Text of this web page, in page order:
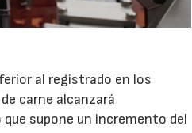
al registrado en los
carne alcanzará
supone un incremento del